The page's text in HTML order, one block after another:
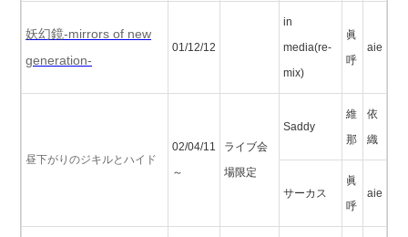
妖幻鏡-mirrors of new
generation-
01/12/12
in
media(re-
mix)
眞
呼
aie
昼下がりのジキルとハイド
02/04/11
～
ライブ会
場限定
Saddy
維
那
依
織
サーカス
眞
呼
aie